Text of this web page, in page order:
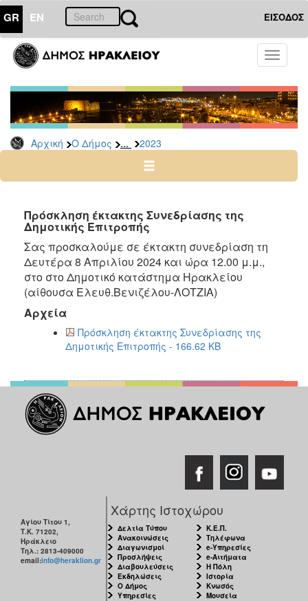
GR EN ΕΙΣΟΔΟΣ
Toggle
Αρχική Ο Δήμος ... 2023
ΔΗΜΟΣ
Δελτία
Τύπου
Αρχείο
2026
2024
2022
2021
2020
2019
2018
2017
2016
2013
2012
2011
ΤΟΠΟΣ
ΜΑΣ
Πρόσκληση έκτακτης Συνεδρίασης της
Δημοτικής Επιτροπής
Σας προσκαλούμε σε έκτακτη συνεδρίαση τη
Δευτέρα 8 Απριλίου 2024 και ώρα 12.00 μ.μ.,
στο στο Δημοτικό κατάστημα Ηρακλείου
(αίθουσα Ελευθ.Βενιζέλου-ΛΟΤΖΙΑ)
Αρχεία
Πρόσκληση έκτακτης Συνεδρίασης της
Δημοτικής Επιτροπής - 166.62 KB
Αγίου Τίτου 1,
Τ.Κ. 71202,
Ηράκλειο
Τηλ.: 2813-409000
email:info@heraklion.gr
Χάρτης Ιστοχώρου
Δελτία Τύπου
Ανακοινώσεις
Διαγωνισμοί
Προσλήψεις
Διαβουλεύσεις
Εκδηλώσεις
Ο Δήμος
Υπηρεσίες
Κ.Ε.Π.
Τηλέφωνα
e-Υπηρεσίες
e-Αιτήματα
Η Πόλη
Ιστορία
Κνωσός
Μουσεία